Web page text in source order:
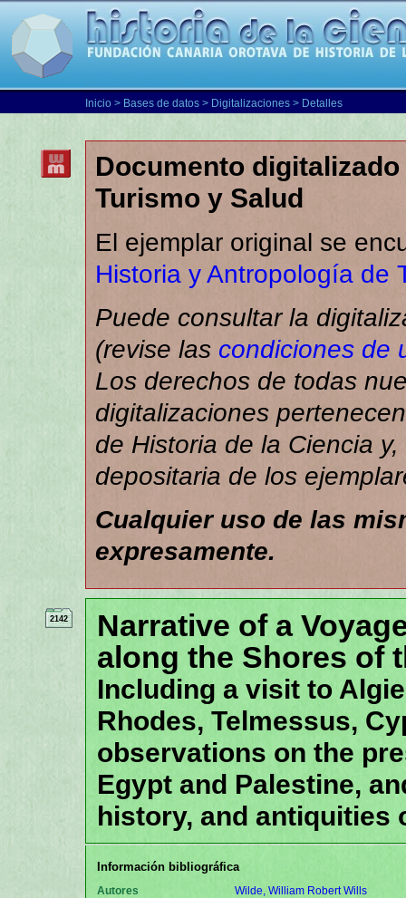
Inicio > Bases de datos > Digitalizaciones > Detalles
Documento
Turismo y Salud
El ejemplar original se
Historia y Antropología de
Puede consultar la
(revise las condiciones de
Los derechos de todas
digitalizaciones
de Historia de la Ciencia
depositaria de los
Cualquier uso de las
expresamente.
2142
Narrative of a
along the Shores of
Including a visit to
Rhodes, Telmessus,
observations on the
Egypt and Palestine,
history, and antiquities
Información bibliográfica
Autores
Wilde, William Robert Wills